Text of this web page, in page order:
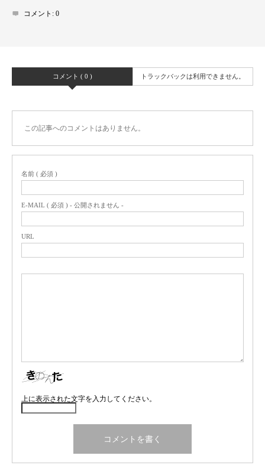
コメント: 0
コメント ( 0 ) トラックバックは利用できません。
この記事へのコメントはありません。
名前 ( 必須 )
E-MAIL ( 必須 ) - 公開されません -
URL
上に表示された文字を入力してください。